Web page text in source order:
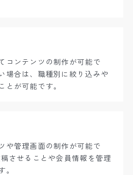
コンテンツの制作が可能で
場合は、職種別に絞り込みや
とが可能です。
や管理画面の制作が可能で
させることや会員情報を管理